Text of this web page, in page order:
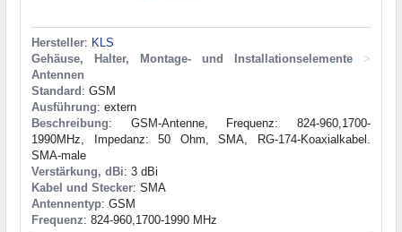
Hersteller: KLS
Gehäuse, Halter, Montage- und Installationselemente
>
Antennen
Standard: GSM
Ausführung: extern
Beschreibung: GSM-Antenne, Frequenz: 824-960,1700-
1990MHz, Impedanz: 50 Ohm, SMA, RG-174-Koaxialkabel.
SMA-male
Verstärkung, dBi: 3 dBi
Kabel und Stecker: SMA
Antennentyp: GSM
Frequenz: 824-960,1700-1990 MHz